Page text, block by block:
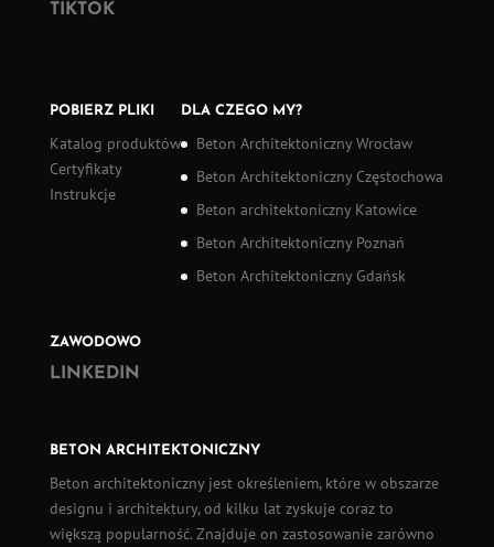
TIKTOK
POBIERZ PLIKI
Katalog produktów
Certyfikaty
Instrukcje
DLA CZEGO MY?
Beton Architektoniczny Wrocław
Beton Architektoniczny Częstochowa
Beton architektoniczny Katowice
Beton Architektoniczny Poznań
Beton Architektoniczny Gdańsk
ZAWODOWO
LINKEDIN
BETON ARCHITEKTONICZNY
Beton architektonicznyjest określeniem, które w obszarze
designu i architektury, od kilku lat zyskuje coraz to
większą popularność. Znajduje on zastosowanie zarówno